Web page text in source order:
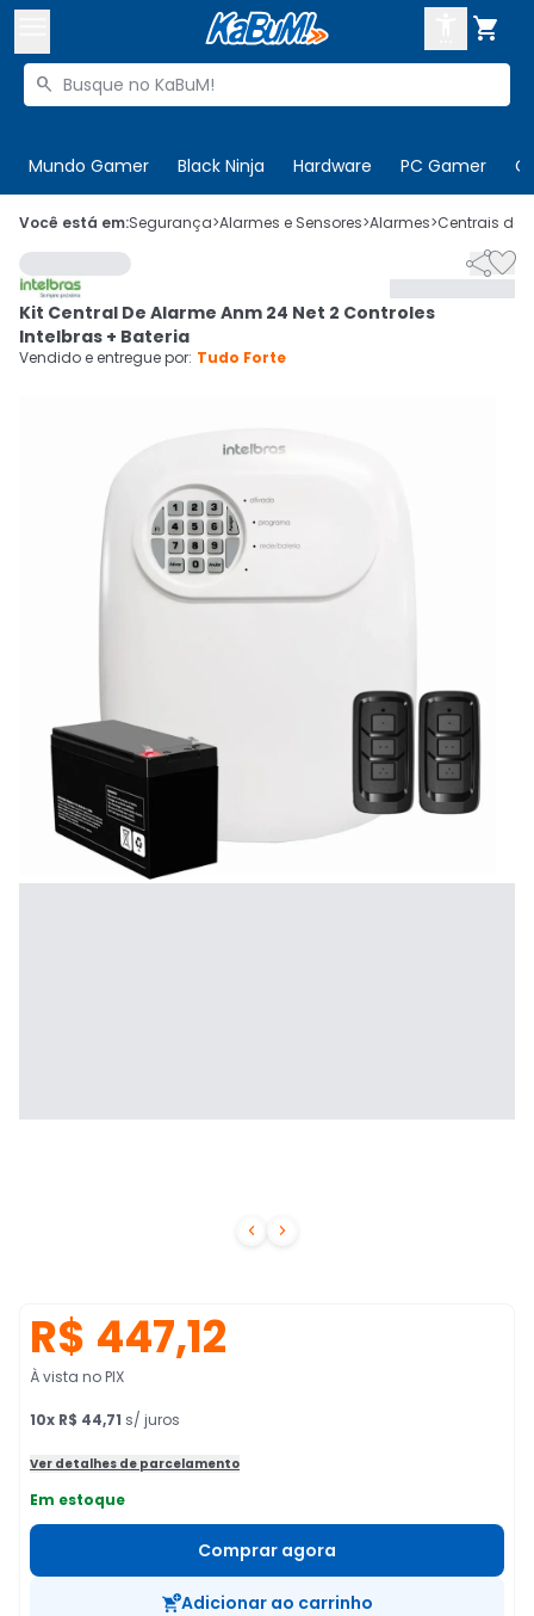

Buscar produtos

Mundo Gamer Black Ninja Hardware PC Gamer
 Olá. Acesse sua conta
 Departamentos
Cupons
CADASTRE-SE
Você está em:Segurança>Alarmes e Sensores>Alarmes>Centrais de
 

Kit Central De Alarme Anm 24 Net 2 Controles
Intelbras + Bateria
Vendido e entregue por: Tudo Forte
R$ 447,12
À vista no PIX
10x R$ 44,71 s/ juros
Ver detalhes de parcelamento
Em estoque
Comprar agora
Adicionar ao carrinho